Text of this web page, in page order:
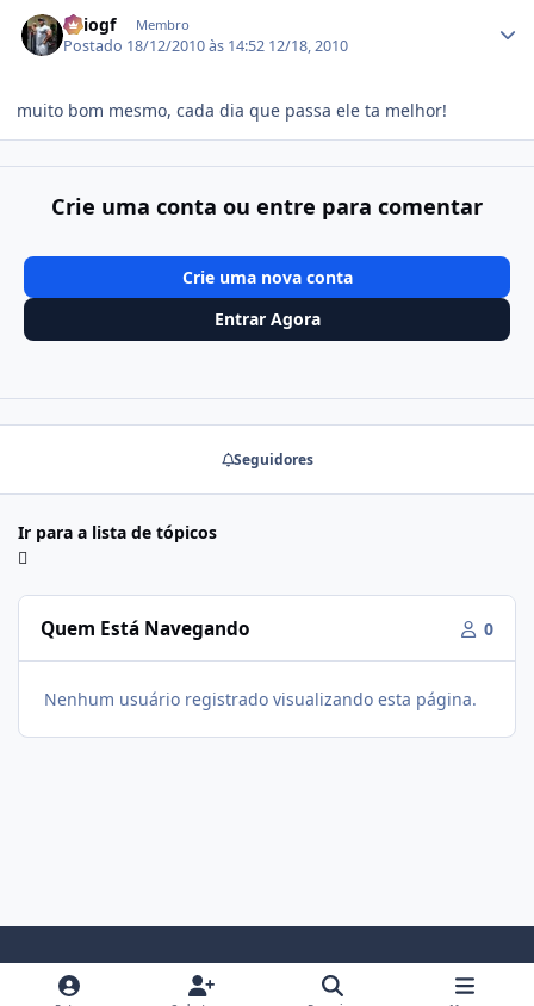
Eniogf Membro
Postado 18/12/2010 às 14:52 12/18, 2010
muito bom mesmo, cada dia que passa ele ta melhor!
Crie uma conta ou entre para comentar
Crie uma nova conta
Entrar Agora
Seguidores
Ir para a lista de tópicos
Quem Está Navegando 0
Nenhum usuário registrado visualizando esta página.
Modo ClaroModo EscuroPreferência do Sistema i